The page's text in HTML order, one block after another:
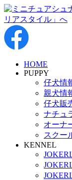
HOME
PUPPY
仔犬情
親犬情
仔犬販
ナチュ
オーナ
スクー
KENNEL